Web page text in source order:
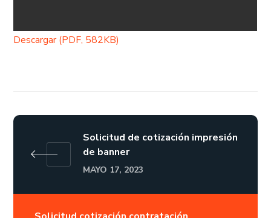
Descargar (PDF, 582KB)
Solicitud de cotización impresión
de banner
MAYO 17, 2023